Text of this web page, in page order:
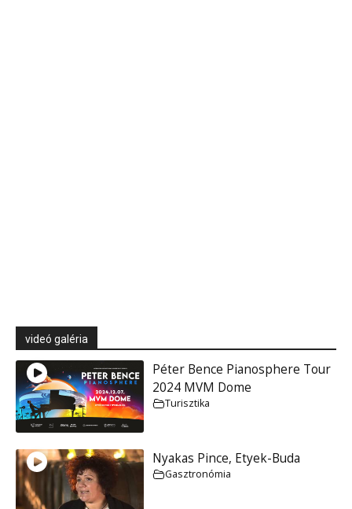
videó galéria
Péter Bence Pianosphere Tour
2024 MVM Dome
Turisztika
Nyakas Pince, Etyek-Buda
Gasztronómia